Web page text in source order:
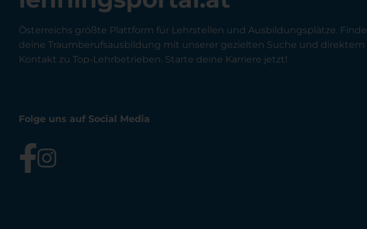
Österreichs größte Plattform für Lehrstellen und Ausbildungsplätze. Finde
deine Traumberufsausbildung mit unserer gezielten Suche und direktem
Kontakt zu Top-Lehrbetrieben. Starte deine Karriere jetzt!
Folge uns auf Social Media